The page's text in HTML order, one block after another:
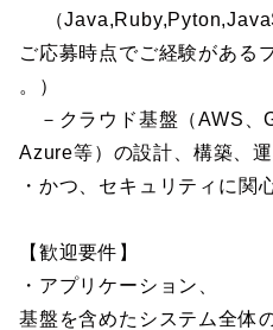
（
ご応募時点でご経験がある
。）
－クラウド基盤（AWS、
Azure等）の設計、構築、
・かつ、セキュリティに関
【歓迎要件】
・アプリケーション、
基盤を含めたシステム全体